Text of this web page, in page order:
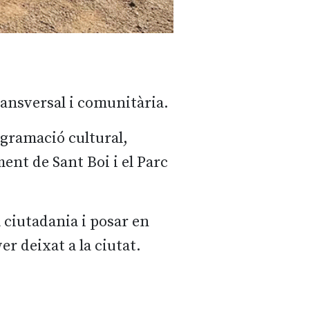
i comunitària.
cultural,
de Sant Boi i el Parc
ciutadania i posar en
deixat a la ciutat.